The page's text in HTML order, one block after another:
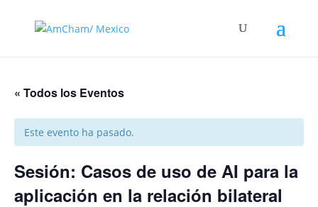
« Todos los Eventos
Este evento ha pasado.
Sesión: Casos de uso de AI para la
aplicación en la relación bilateral